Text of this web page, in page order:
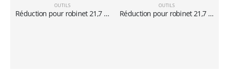
OUTILS
Réduction pour robinet 21,7 ″ -1/14 x 5/16 ″ pour bouteilles de 40 lt
OUTILS
Réduction pour robinet 21,7 “-1/14 x 1/4″pour bouteilles de gaz réfrigérant de 40 l